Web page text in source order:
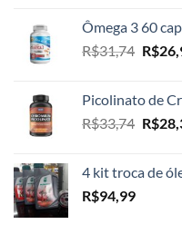
Ômega 3 60
R$31,74 O
era:
R$
Picolinato de
R$33,74 O
era:
R$
4 kit troca de
R$94,99